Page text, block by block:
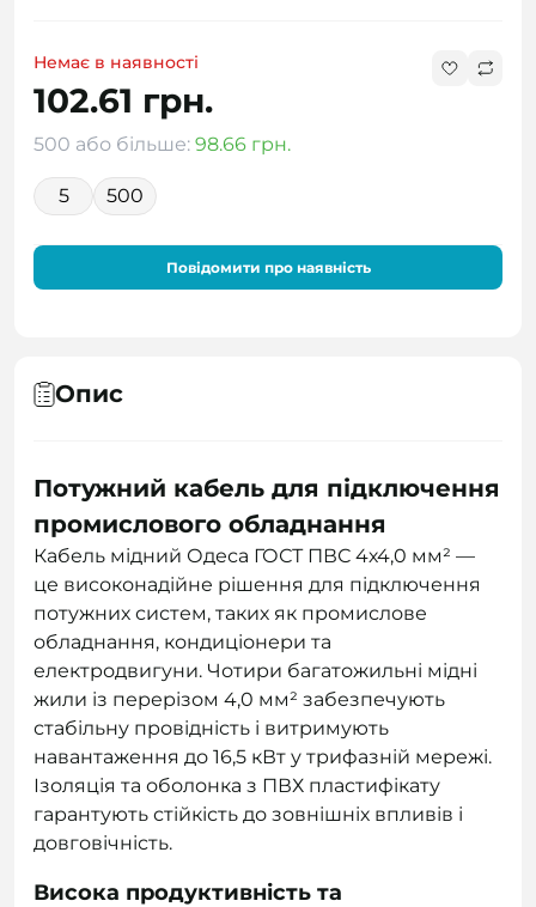
Немає в наявності
102.61 грн.
500 або більше: 98.66 грн.
5 500
Повідомити про наявність
Опис
Потужний кабель для підключення
промислового обладнання
Кабель мідний Одеса ГОСТ ПВС 4х4,0 мм² —
це високонадійне рішення для підключення
потужних систем, таких як промислове
обладнання, кондиціонери та
електродвигуни. Чотири багатожильні мідні
жили із перерізом 4,0 мм² забезпечують
стабільну провідність і витримують
навантаження до 16,5 кВт у трифазній мережі.
Ізоляція та оболонка з ПВХ пластифікату
гарантують стійкість до зовнішніх впливів і
довговічність.
Висока продуктивність та